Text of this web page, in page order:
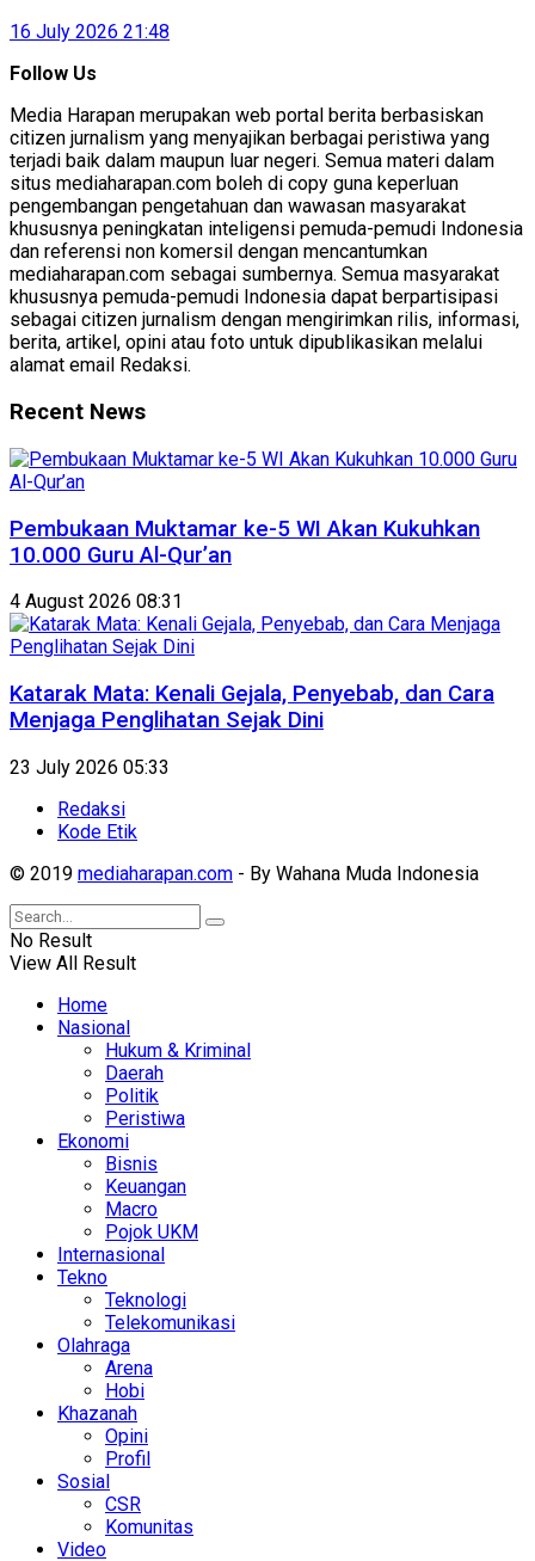
16 July 2026 21:48
Follow Us
Media Harapan merupakan web portal berita berbasiskan
citizen jurnalism yang menyajikan berbagai peristiwa yang
terjadi baik dalam maupun luar negeri. Semua materi dalam
situs mediaharapan.com boleh di copy guna keperluan
pengembangan pengetahuan dan wawasan masyarakat
khususnya peningkatan inteligensi pemuda-pemudi Indonesia
dan referensi non komersil dengan mencantumkan
mediaharapan.com sebagai sumbernya. Semua masyarakat
khususnya pemuda-pemudi Indonesia dapat berpartisipasi
sebagai citizen jurnalism dengan mengirimkan rilis, informasi,
berita, artikel, opini atau foto untuk dipublikasikan melalui
alamat email Redaksi.
Recent News
Pembukaan Muktamar ke-5 WI Akan Kukuhkan
10.000 Guru Al-Qur’an
4 August 2026 08:31
Katarak Mata: Kenali Gejala, Penyebab, dan Cara
Menjaga Penglihatan Sejak Dini
23 July 2026 05:33
Redaksi
Kode Etik
© 2019 mediaharapan.com - By Wahana Muda Indonesia
No Result
View All Result
Home
Nasional
Hukum & Kriminal
Daerah
Politik
Peristiwa
Ekonomi
Bisnis
Keuangan
Macro
Pojok UKM
Internasional
Tekno
Teknologi
Telekomunikasi
Olahraga
Arena
Hobi
Khazanah
Opini
Profil
Sosial
CSR
Komunitas
Video